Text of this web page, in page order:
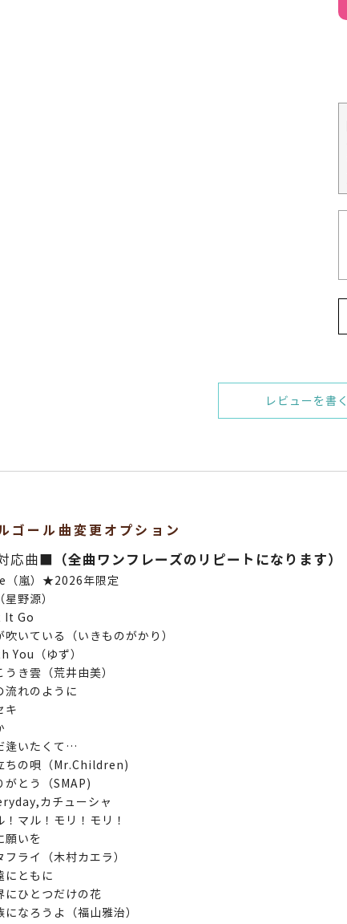
レビューを書く
ゴール曲変更オプション
応曲■
（全曲ワンフレーズのリピートになります）
（嵐）★2026年限定
星野源）
It Go
吹いている（いきものがかり）
You（ゆず）
うき雲（荒井由美）
流れのように
キ
逢いたくて…
ちの唄（Mr.Children)
がとう（SMAP)
カチューシャ
！マル！モリ！モリ！
願いを
フライ（木村カエラ）
にともに
にひとつだけの花
になろうよ（福山雅治）